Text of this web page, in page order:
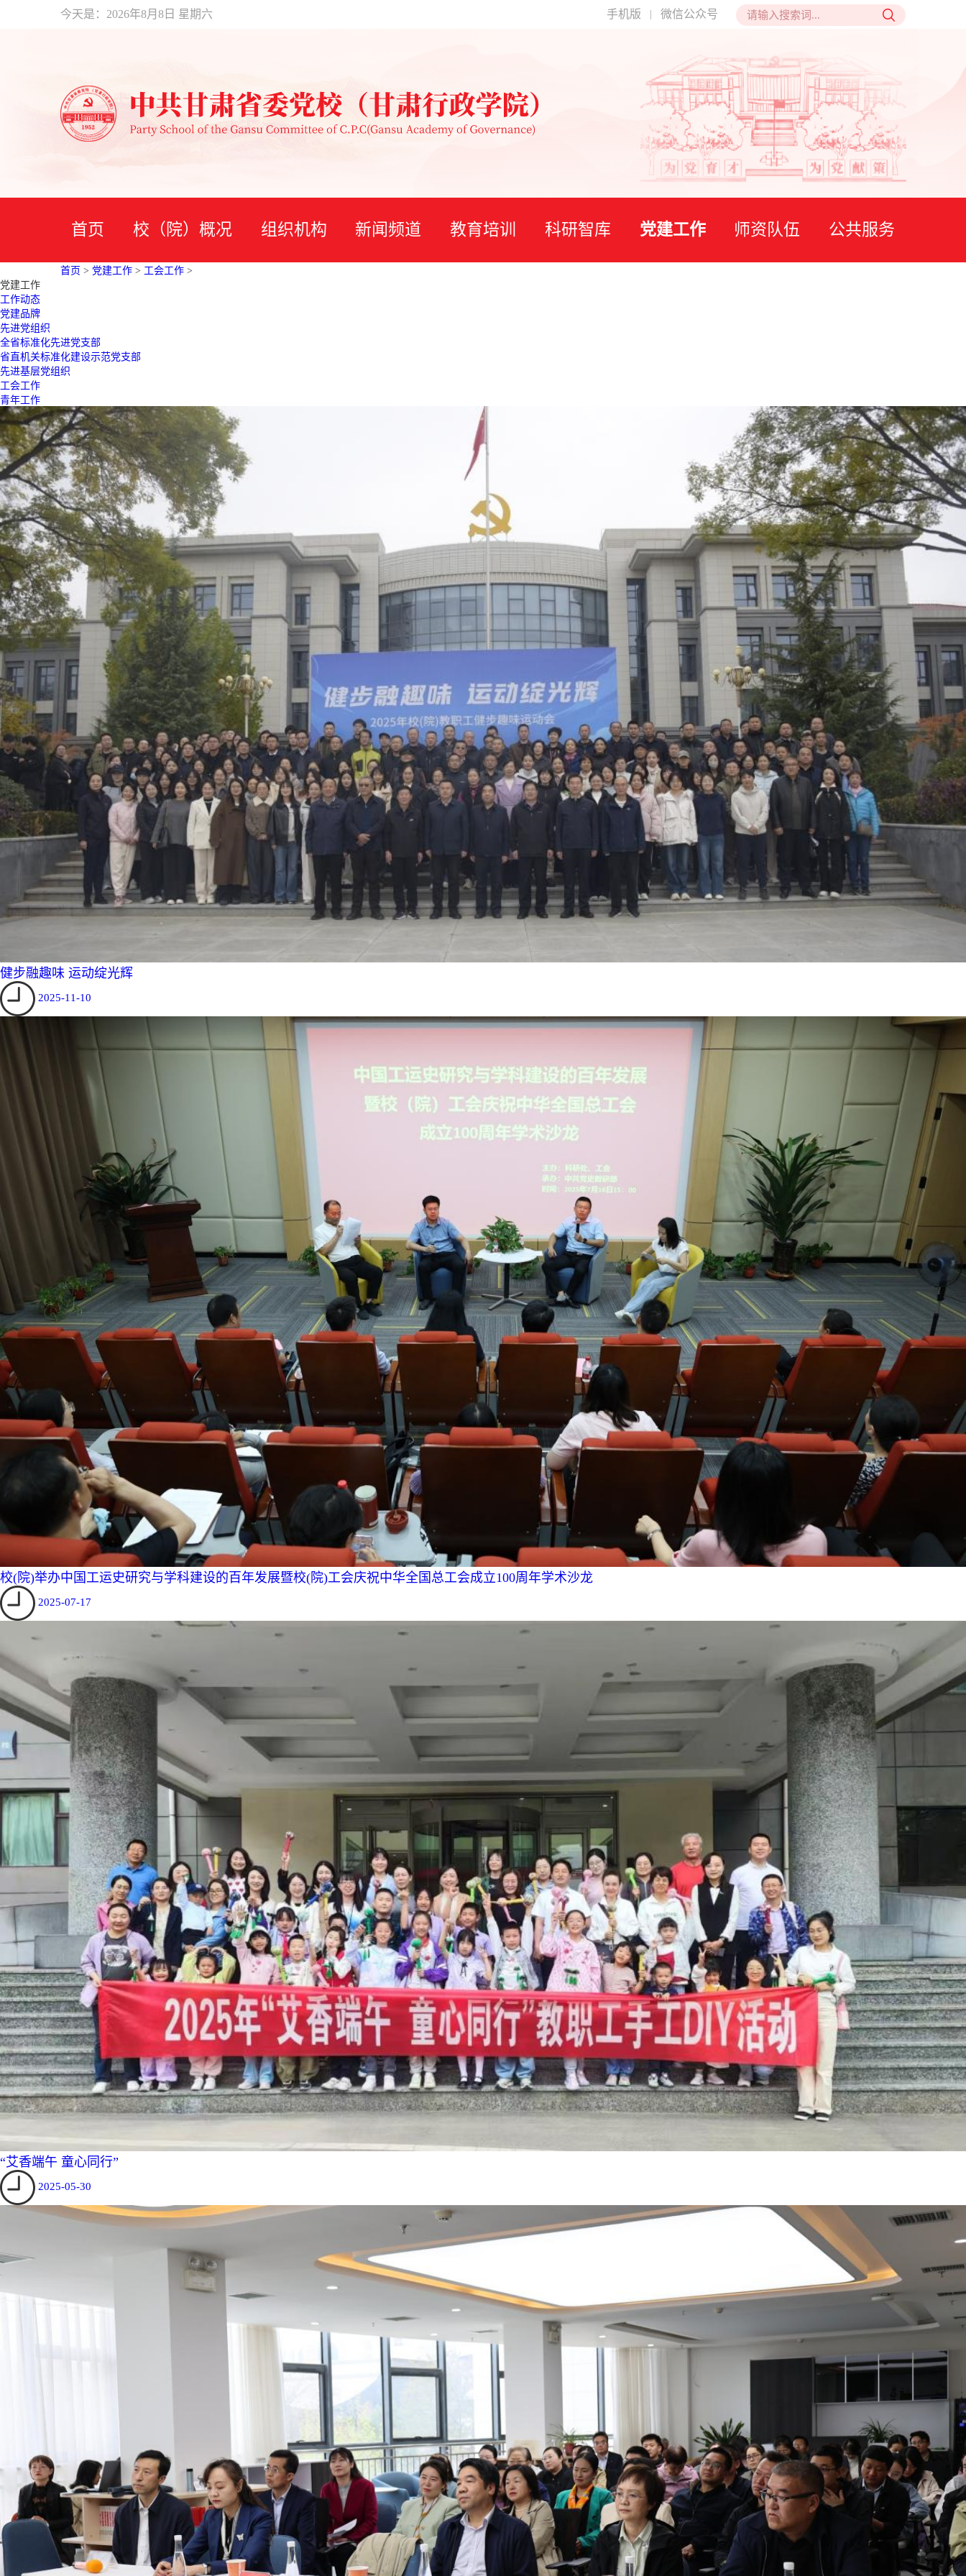
今天是： 2026年8月8日 星期六 手机版 微信公众号
首页 校（院）概况 组织机构 新闻频道 教育培训 科研智库 党建工作 师资队伍 公共服务
首页 > 党建工作 > 工会工作 >
党建工作
工作动态
党建品牌
先进党组织
全省标准化先进党支部
省直机关标准化建设示范党支部
先进基层党组织
工会工作
青年工作
健步融趣味 运动绽光辉
2025-11-10
校(院)举办中国工运史研究与学科建设的百年发展暨校(院)工会庆祝中华全国总工会成立100周年学术沙龙
2025-07-17
“艾香端午 童心同行”
2025-05-30